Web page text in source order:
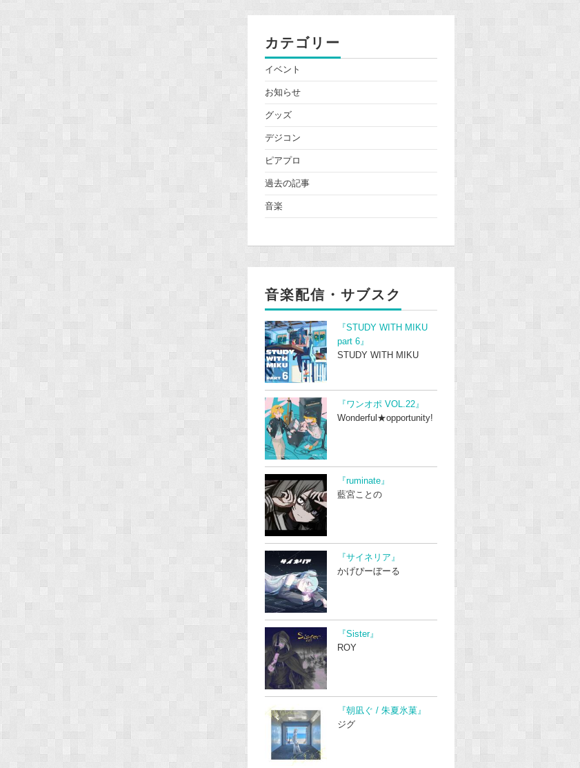
カテゴリー
イベント
お知らせ
グッズ
デジコン
ピアプロ
過去の記事
音楽
音楽配信・サブスク
『STUDY WITH MIKU
part 6』
STUDY WITH MIKU
『ワンオポ VOL.22』
Wonderful★opportunity!
『ruminate』
藍宮ことの
『サイネリア』
かげぴーぼーる
『Sister』
ROY
『朝凪ぐ / 朱夏氷菓』
ジグ